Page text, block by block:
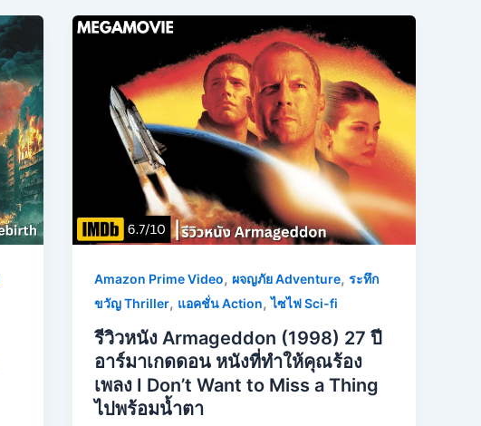
Amazon Prime Video, ผจญภัย Adventure,ระทึก
ขวัญ Thriller, แอคชั่น Action,ไซไฟ Sci-fi
รีวิวหนัง Armageddon (1998) 27 ปี
อาร์มาเกดดอน หนังที่ทำให้คุณร้อง
เพลง I Don’t Want to Miss a Thing
ไปพร้อมน้ำตา